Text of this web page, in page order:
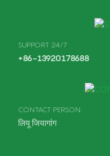
SUPPORT 24/7
+86-13920178688
CONTACT PERSON:
लियू जियागांग